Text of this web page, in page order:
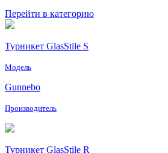
Перейти в категорию
Турникет GlasStile S
Модель
Gunnebo
Производитель
Турникет GlasStile R